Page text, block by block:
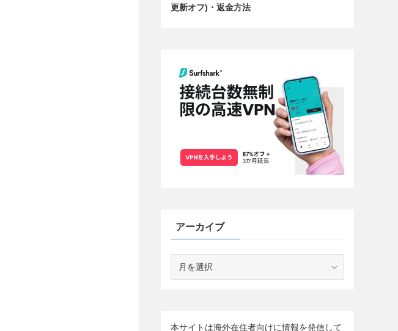
更新オフ)・返金方法
アーカイブ
本サイトは海外在住者向けに情報を発信して